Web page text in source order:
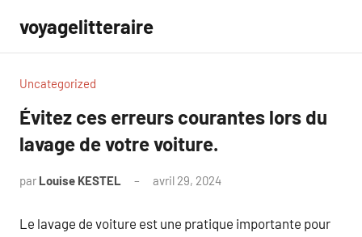
contenu
voyagelitteraire
Uncategorized
Évitez ces erreurs courantes lors du
lavage de votre voiture.
par Louise KESTEL avril 29, 2024
Le lavage de voiture est une pratique importante pour